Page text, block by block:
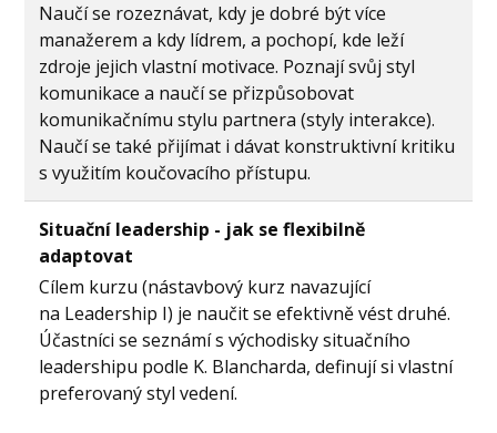
Naučí se rozeznávat, kdy je dobré být více
manažerem a kdy lídrem, a pochopí, kde leží
zdroje jejich vlastní motivace. Poznají svůj styl
komunikace a naučí se přizpůsobovat
komunikačnímu stylu partnera (styly interakce).
Naučí se také přijímat i dávat konstruktivní kritiku
s využitím koučovacího přístupu.
Situační leadership - jak se flexibilně
adaptovat
Cílem kurzu (nástavbový kurz navazující
na Leadership I) je naučit se efektivně vést druhé.
Účastníci se seznámí s východisky situačního
leadershipu podle K. Blancharda, definují si vlastní
preferovaný styl vedení.